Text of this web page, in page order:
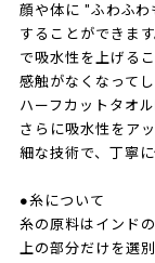
顔や体に "ふわふわ
することができま
で吸水性を上げる
感触がなくなってし
ハーフカットタオ
さらに吸水性をア
細な技術で、丁寧
●糸について
糸の原料はインド
上の部分だけを選